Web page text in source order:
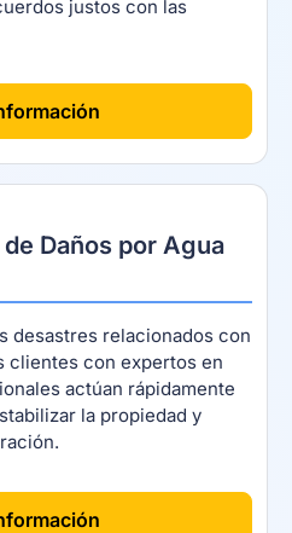
justos con las
]
Daños por Agua
desastres relacionados con
clientes con expertos en
actúan rápidamente
la propiedad y
]